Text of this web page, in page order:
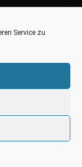
Service zu